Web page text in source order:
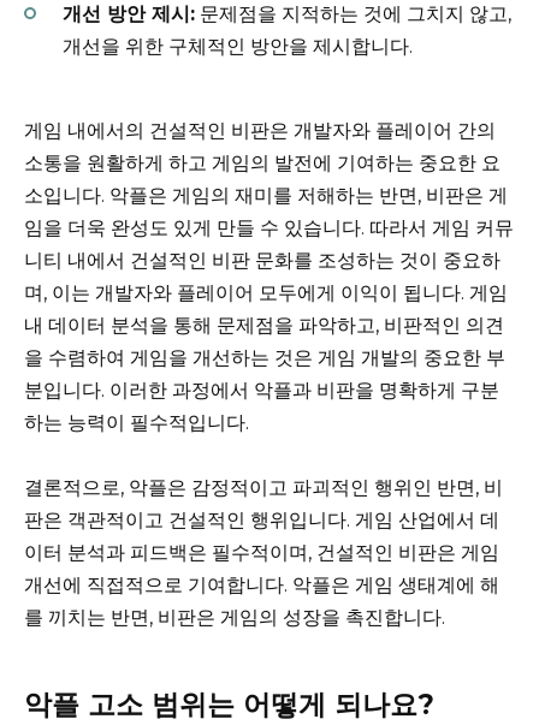
개선 방안 제시: 문제점을 지적하는 것에 그치지 않고,
개선을 위한 구체적인 방안을 제시합니다.
게임 내에서의 건설적인 비판은 개발자와 플레이어 간의
소통을 원활하게 하고 게임의 발전에 기여하는 중요한 요
소입니다. 악플은 게임의 재미를 저해하는 반면, 비판은 게
임을 더욱 완성도 있게 만들 수 있습니다. 따라서 게임 커뮤
니티 내에서 건설적인 비판 문화를 조성하는 것이 중요하
며, 이는 개발자와 플레이어 모두에게 이익이 됩니다. 게임
내 데이터 분석을 통해 문제점을 파악하고, 비판적인 의견
을 수렴하여 게임을 개선하는 것은 게임 개발의 중요한 부
분입니다. 이러한 과정에서 악플과 비판을 명확하게 구분
하는 능력이 필수적입니다.
결론적으로, 악플은 감정적이고 파괴적인 행위인 반면, 비
판은 객관적이고 건설적인 행위입니다. 게임 산업에서 데
이터 분석과 피드백은 필수적이며, 건설적인 비판은 게임
개선에 직접적으로 기여합니다. 악플은 게임 생태계에 해
를 끼치는 반면, 비판은 게임의 성장을 촉진합니다.
악플 고소 범위는 어떻게 되나요?